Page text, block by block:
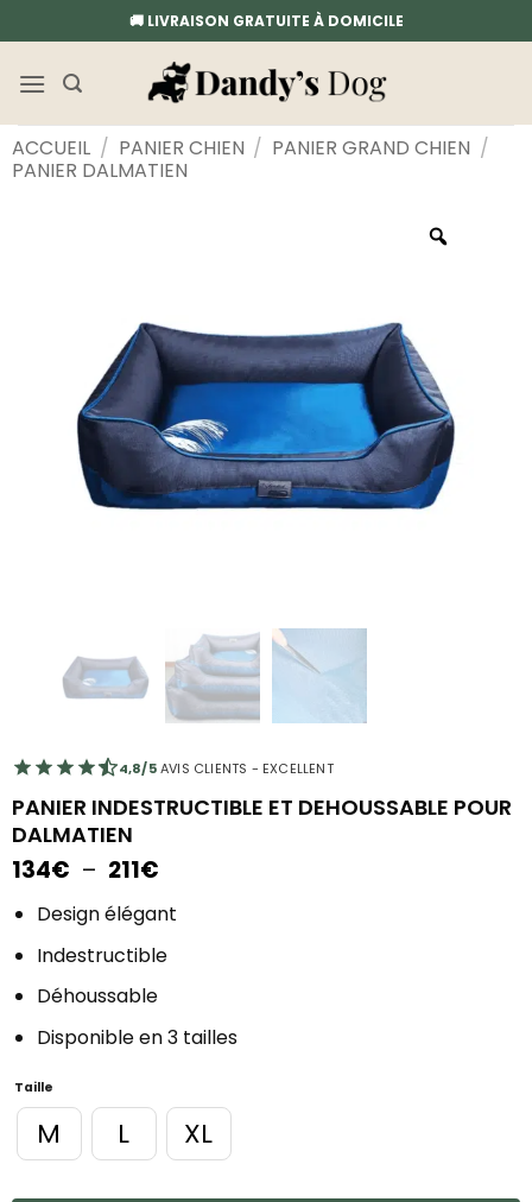
au
contenu
🚚 LIVRAISON GRATUITE À DOMICILE
ACCUEIL / PANIER CHIEN / PANIER GRAND CHIEN /
PANIER DALMATIEN
4,8/5AVIS CLIENTS - EXCELLENT
PANIER INDESTRUCTIBLE ET DEHOUSSABLE POUR
DALMATIEN
134€ – 211€Plage
prix :
à
Design élégant
Indestructible
Déhoussable
Disponible en 3 tailles
Taille
M L XL